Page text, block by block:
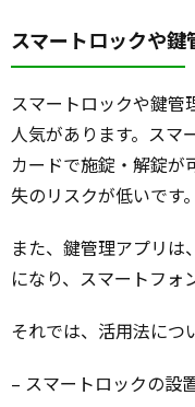
スマートロックや
スマートロックや鍵管
人気があります。スマ
カードで施錠・解錠が
失のリスクが低いです。
また、鍵管理アプリは
になり、スマートフォ
それでは、活用法につ
– スマートロックの設